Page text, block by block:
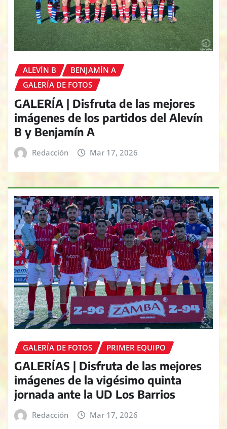
ALEVÍN B
BENJAMÍN A
GALERÍA DE FOTOS
GALERÍA | Disfruta de las mejores
imágenes de los partidos del Alevín
B y Benjamín A
Redacción Mar 17, 2026
GALERÍA DE FOTOS PRIMER EQUIPO
GALERÍAS | Disfruta de las mejores
imágenes de la vigésimo quinta
jornada ante la UD Los Barrios
Redacción Mar 17, 2026